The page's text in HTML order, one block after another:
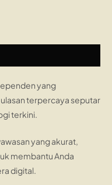
yang
terpercaya seputar
terkini.
yang akurat,
membantu Anda
digital.